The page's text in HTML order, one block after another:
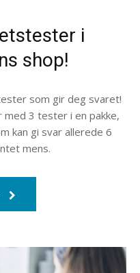
i
shop!
som gir deg svaret!
3 tester i en pakke,
kan gi svar allerede 6
mens.